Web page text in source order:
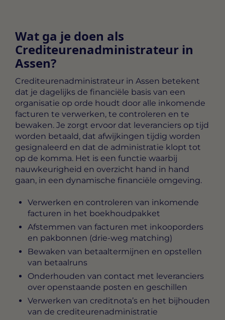
Wat ga je doen als
Crediteurenadministrateur in
Assen?
Crediteurenadministrateur in Assen betekent
dat je dagelijks de financiële basis van een
organisatie op orde houdt door alle inkomende
facturen te verwerken, te controleren en te
bewaken. Je zorgt ervoor dat leveranciers op tijd
worden betaald, dat afwijkingen tijdig worden
gesignaleerd en dat de administratie klopt tot
op de komma. Het is een functie waarbij
nauwkeurigheid en overzicht hand in hand
gaan, in een dynamische financiële omgeving.
Verwerken en controleren van inkomende
facturen in het boekhoudpakket
Afstemmen van facturen met inkooporders
en pakbonnen (drie-weg matching)
Bewaken van betaaltermijnen en opstellen
van betaalruns
Onderhouden van contact met leveranciers
over openstaande posten en geschillen
Verwerken van creditnota’s en het bijhouden
van de crediteurenadministratie